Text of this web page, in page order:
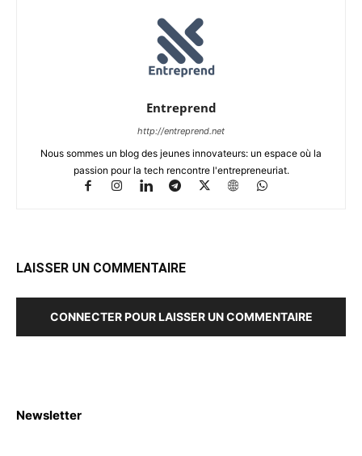
Entreprend
http://entreprend.net
Nous sommes un blog des jeunes innovateurs: un espace où la
passion pour la tech rencontre l'entrepreneuriat.
LAISSER UN COMMENTAIRE
CONNECTER POUR LAISSER UN COMMENTAIRE
Newsletter